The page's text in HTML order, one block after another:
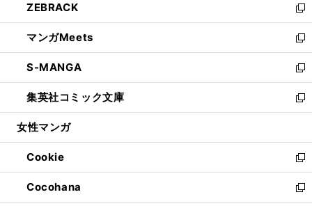
く
で
開
く
ド
ウ
で
開
く
ィ
ン
ド
ウ
で
開
く
い
ウ
ィ
ン
ド
ウ
で
開
ZEBRACK
新
し
い
ウ
ィ
ン
ド
ウ
開
く
マンガMeets
新
し
い
ウ
ィ
ン
ウ
で
開
く
S-MANGA
新
し
い
ウ
ン
ド
ウ
で
開
集英社コミック文庫
新
し
ウ
ィ
ン
ド
ウ
女性マンガ
Cookie
新
し
い
Cocohana
新